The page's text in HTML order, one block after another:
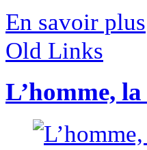
En savoir plus
Old Links
L’homme,